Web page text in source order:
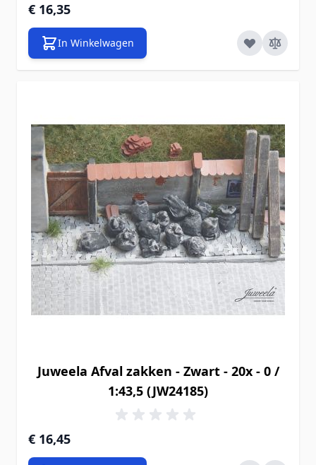
€ 16,35
In Winkelwagen
Juweela Afval zakken - Zwart - 20x - 0 /
1:43,5 (JW24185)
€ 16,45